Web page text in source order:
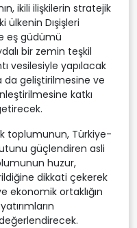
ikili ilişkilerin stratejik
Dışişleri
eş güdümü
bir zemin teşkil
vesilesiyle yapılacak
da geliştirilmesine ve
katkı
toplumunun, Türkiye-
güçlendiren asli
huzur,
dikkati çekerek
ekonomik ortaklığın